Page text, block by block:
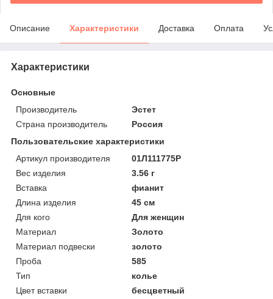
Описание Характеристики Доставка Оплата
Характеристики
Основные
Производитель
Эстет
Страна производитель
Россия
Пользовательские характеристики
Артикул производителя
01Л111775Р
Вес изделия
3.56 г
Вставка
фианит
Длина изделия
45 см
Для кого
Для женщин
Материал
Золото
Материал подвески
золото
Проба
585
Тип
колье
Цвет вставки
бесцветный